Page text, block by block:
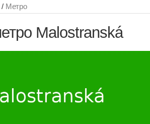
/ Метро
Malostranská